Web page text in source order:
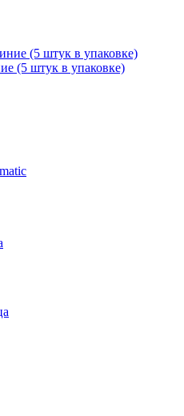
(5 штук в упаковке)